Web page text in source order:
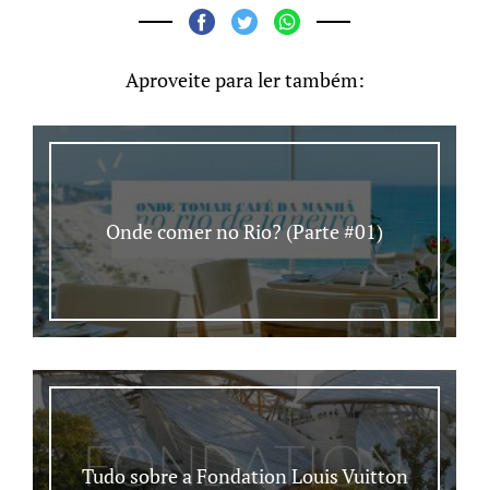
Aproveite para ler também:
Onde comer no Rio? (Parte #01)
Tudo sobre a Fondation Louis Vuitton